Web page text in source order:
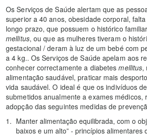
Os Serviços de Saúde alertam que as
superior a 40 anos, obesidade corporal,
longo prazo, que possuem o histórico
mellitus, ou que as mulheres tiveram o
gestacional / deram à luz de um bebé com
a 4 kg.. Os Serviços de Saúde apelam aos
conhecer correctamente a diabetesmellitus,
alimentação saudável, praticar mais
vida saudável. O ideal é que os indivíduos
submetidos anualmente a exames médicos,
adopção das seguintes medidas de
Manter alimentação equilibrada, com o
baixos e um alto” - princípios alimentares